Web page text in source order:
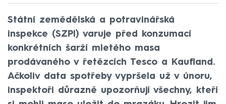
Státní zemědělská a potravinářská
inspekce (SZPI) varuje před konzumací
konkrétních šarží mletého masa
prodávaného v řetězcích Tesco a Kaufland.
Ačkoliv data spotřeby vypršela už v únoru,
inspektoři důrazně upozorňují všechny, kteří